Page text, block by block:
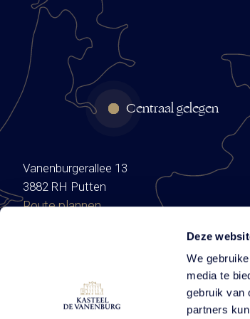
Deze
We
media te
gebruik van
partners
Centraal gelegen
Vanenburgerallee 13
3882 RH Putten
Route plannen